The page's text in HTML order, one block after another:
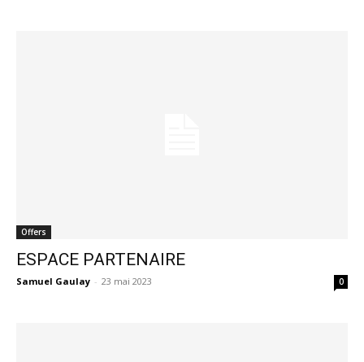
Offers
ESPACE PARTENAIRE
Samuel Gaulay - 23 mai 2023 0